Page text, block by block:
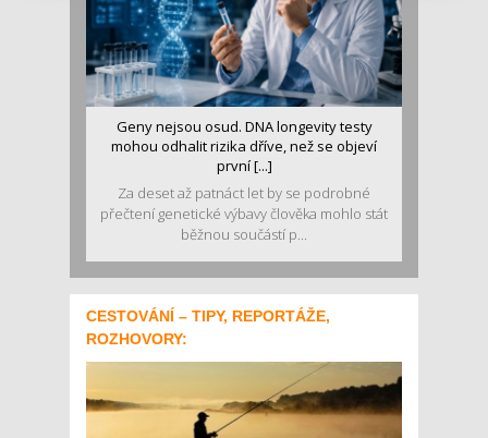
Geny nejsou osud. DNA longevity testy
mohou odhalit rizika dříve, než se objeví
první [...]
Za deset až patnáct let by se podrobné
přečtení genetické výbavy člověka mohlo stát
běžnou součástí p...
CESTOVÁNÍ – TIPY, REPORTÁŽE,
ROZHOVORY: